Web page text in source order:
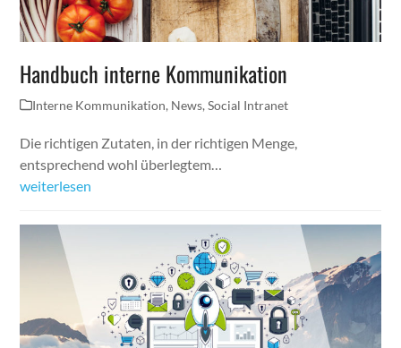
Handbuch interne Kommunikation
Interne Kommunikation, News,Social Intranet
Die richtigen Zutaten, in der richtigen Menge,
entsprechend wohl überlegtem…
weiterlesen